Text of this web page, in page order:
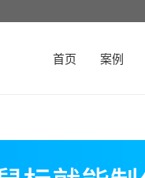
首页 案例